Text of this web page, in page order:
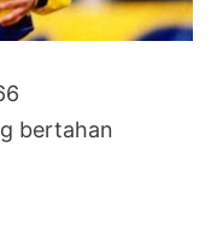
bertahan